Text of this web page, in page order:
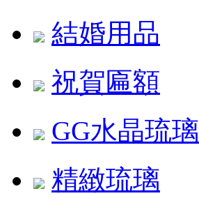
結婚用品
祝賀匾額
GG水晶琉璃
精緻琉璃